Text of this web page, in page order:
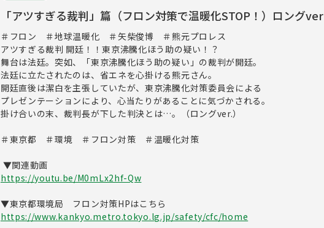
「アツすぎる裁判」篇（フロン対策で温暖化STOP！）ロングver
＃フロン ＃地球温暖化 ＃矢柴俊博 ＃熊元プロレス
アツすぎる裁判 開廷！！東京沸騰化ほう助の疑い！？
舞台は法廷。突如、「東京沸騰化ほう助の疑い」の裁判が開廷。
法廷に立たされたのは、省エネを心掛ける熊元さん。
開廷直後は潔白を主張していたが、東京沸騰化対策委員会による
プレゼンテーションにより、心当たりがあることに気づかされる。
掛け合いの末、裁判長が下した判決とは…。（ロングver.）
＃東京都 ＃環境 ＃フロン対策 ＃温暖化対策
▼関連動画
https://youtu.be/M0mLx2hf-Qw
▼東京都環境局 フロン対策HPはこちら
https://www.kankyo.metro.tokyo.lg.jp/safety/cfc/home